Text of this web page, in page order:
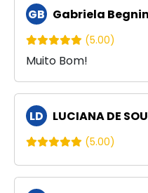
GB Gabriela
(5.00)
Muito Bom!
LD LUCIANA DE
(5.00)